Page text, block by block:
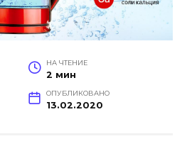
НА ЧТЕНИЕ
2 мин
ОПУБЛИКОВАНО
13.02.2020